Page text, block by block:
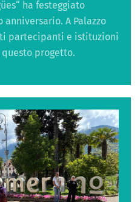
ha festeggiato
anniversario. A Palazzo
partecipanti e istituzioni
progetto.